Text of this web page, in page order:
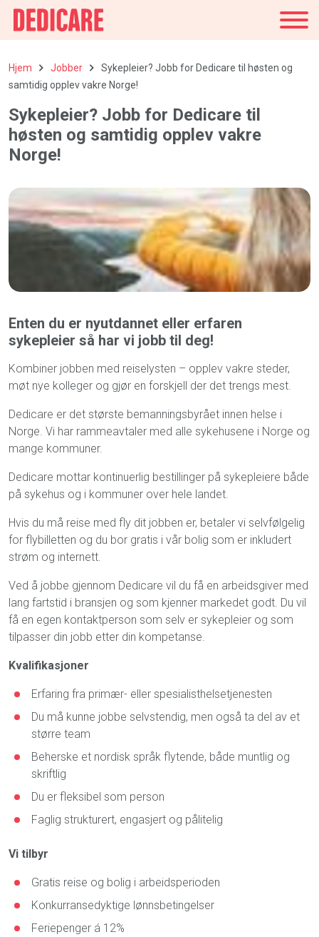
Hjem Jobber
Sykepleier? Jobb for Dedicare til høsten og
samtidig opplev vakre Norge!
Sykepleier? Jobb for Dedicare til
høsten og samtidig opplev vakre
Norge!
Enten du er nyutdannet eller erfaren
sykepleier så har vi jobb til deg!
Kombiner jobben med reiselysten – opplev vakre steder,
møt nye kolleger og gjør en forskjell der det trengs mest.
Dedicare er det største bemanningsbyrået innen helse i
Norge. Vi har rammeavtaler med alle sykehusene i Norge og
mange kommuner.
Dedicare mottar kontinuerlig bestillinger på sykepleiere både
på sykehus og i kommuner over hele landet.
Hvis du må reise med fly dit jobben er, betaler vi selvfølgelig
for flybilletten og du bor gratis i vår bolig som er inkludert
strøm og internett.
Ved å jobbe gjennom Dedicare vil du få en arbeidsgiver med
lang fartstid i bransjen og som kjenner markedet godt. Du vil
få en egen kontaktperson som selv er sykepleier og som
tilpasser din jobb etter din kompetanse.
Kvalifikasjoner
Erfaring fra primær- eller spesialisthelsetjenesten
Du må kunne jobbe selvstendig, men også ta del av et
større team
Beherske et nordisk språk flytende, både muntlig og
skriftlig
Du er fleksibel som person
Faglig strukturert, engasjert og pålitelig
Vi tilbyr
Gratis reise og bolig i arbeidsperioden
Konkurransedyktige lønnsbetingelser
Feriepenger á 12%